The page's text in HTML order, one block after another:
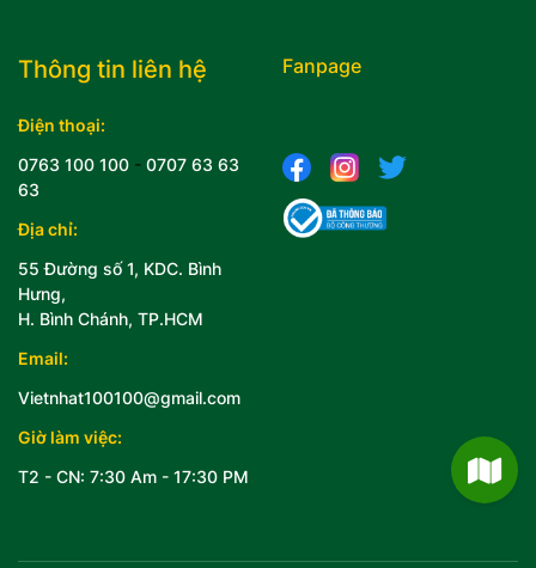
Thông tin liên hệ
Điện thoại:
0763 100 100 - 0707 63 63
63
Địa chỉ:
55 Đường số 1, KDC. Bình
Hưng,
H. Bình Chánh, TP.HCM
Email:
Vietnhat100100@gmail.com
Giờ làm việc:
T2 - CN: 7:30 Am - 17:30 PM
Fanpage